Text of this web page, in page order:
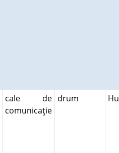
cale de
comunicaţie
drum